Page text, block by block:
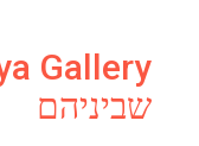
content
שביניהם